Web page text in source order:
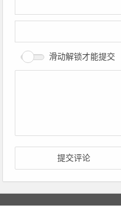
滑动解锁才能提交